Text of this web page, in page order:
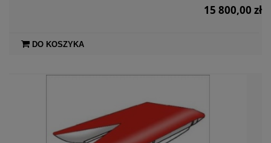
15 800,00 zł
DO KOSZYKA